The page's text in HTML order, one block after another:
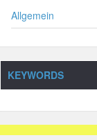
Allgemein
KEYWORDS